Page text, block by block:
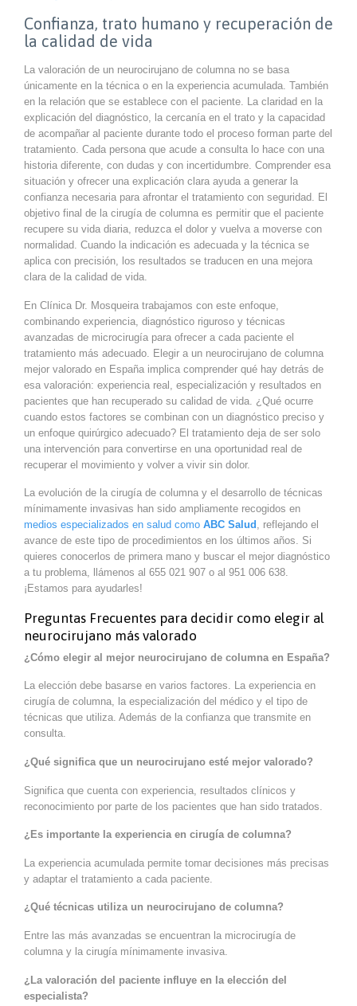
Confianza, trato humano y recuperación de
la calidad de vida
La valoración de un neurocirujano de columna no se basa
únicamente en la técnica o en la experiencia acumulada. También
en la relación que se establece con el paciente. La claridad en la
explicación del diagnóstico, la cercanía en el trato y la capacidad
de acompañar al paciente durante todo el proceso forman parte del
tratamiento. Cada persona que acude a consulta lo hace con una
historia diferente, con dudas y con incertidumbre. Comprender esa
situación y ofrecer una explicación clara ayuda a generar la
confianza necesaria para afrontar el tratamiento con seguridad. El
objetivo final de la cirugía de columna es permitir que el paciente
recupere su vida diaria, reduzca el dolor y vuelva a moverse con
normalidad. Cuando la indicación es adecuada y la técnica se
aplica con precisión, los resultados se traducen en una mejora
clara de la calidad de vida.
En Clínica Dr. Mosqueira trabajamos con este enfoque,
combinando experiencia, diagnóstico riguroso y técnicas
avanzadas de microcirugía para ofrecer a cada paciente el
tratamiento más adecuado. Elegir a un neurocirujano de columna
mejor valorado en España implica comprender qué hay detrás de
esa valoración: experiencia real, especialización y resultados en
pacientes que han recuperado su calidad de vida. ¿Qué ocurre
cuando estos factores se combinan con un diagnóstico preciso y
un enfoque quirúrgico adecuado? El tratamiento deja de ser solo
una intervención para convertirse en una oportunidad real de
recuperar el movimiento y volver a vivir sin dolor.
La evolución de la cirugía de columna y el desarrollo de técnicas
mínimamente invasivas han sido ampliamente recogidos en
medios especializados en salud como ABC Salud , reflejando el
avance de este tipo de procedimientos en los últimos años. Si
quieres conocerlos de primera mano y buscar el mejor diagnóstico
a tu problema, llámenos al 655 021 907 o al 951 006 638.
¡Estamos para ayudarles!
Preguntas Frecuentes para decidir como elegir al
neurocirujano más valorado
¿Cómo elegir al mejor neurocirujano de columna en España?
La elección debe basarse en varios factores. La experiencia en
cirugía de columna, la especialización del médico y el tipo de
técnicas que utiliza. Además de la confianza que transmite en
consulta.
¿Qué significa que un neurocirujano esté mejor valorado?
Significa que cuenta con experiencia, resultados clínicos y
reconocimiento por parte de los pacientes que han sido tratados.
¿Es importante la experiencia en cirugía de columna?
La experiencia acumulada permite tomar decisiones más precisas
y adaptar el tratamiento a cada paciente.
¿Qué técnicas utiliza un neurocirujano de columna?
Entre las más avanzadas se encuentran la microcirugía de
columna y la cirugía mínimamente invasiva.
¿La valoración del paciente influye en la elección del
especialista?